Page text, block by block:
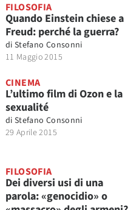
FILOSOFIA
Quando Einstein chiese a
Freud: perché la guerra?
di Stefano Consonni
11 Maggio 2015
CINEMA
L’ultimo film di Ozon e la
sexualité
di Stefano Consonni
29 Aprile 2015
FILOSOFIA
Dei diversi usi di una
parola: «genocidio» o